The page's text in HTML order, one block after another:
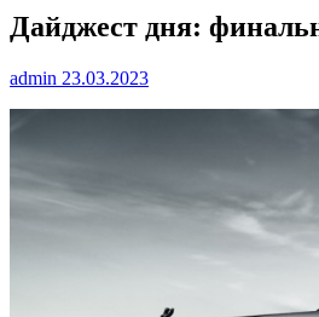
Дайджест дня:
admin 23.03.2023